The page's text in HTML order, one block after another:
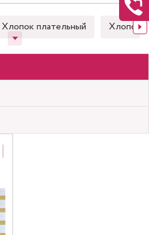
Хлопок плательный Хлопок